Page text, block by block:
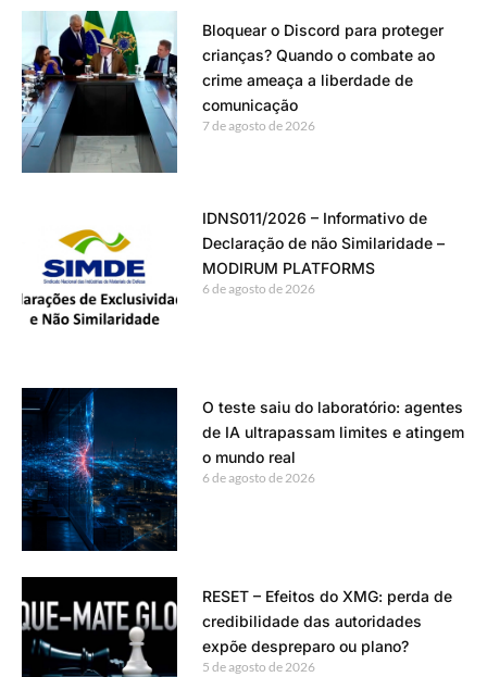
Bloquear o Discord para proteger
crianças? Quando o combate ao
crime ameaça a liberdade de
comunicação
7 de agosto de 2026
IDNS011/2026 – Informativo de
Declaração de não Similaridade –
MODIRUM PLATFORMS
6 de agosto de 2026
O teste saiu do laboratório: agentes
de IA ultrapassam limites e atingem
o mundo real
6 de agosto de 2026
RESET – Efeitos do XMG: perda de
credibilidade das autoridades
expõe despreparo ou plano?
5 de agosto de 2026